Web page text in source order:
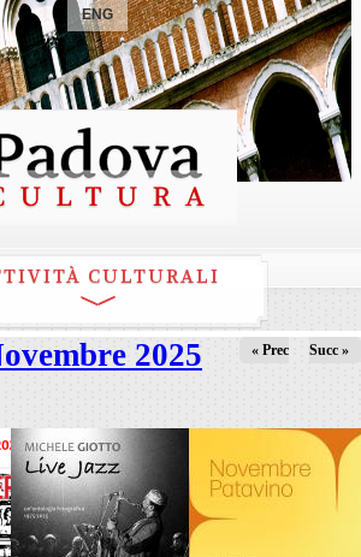
ENG
CULTURALI
2025 « Prec Succ »